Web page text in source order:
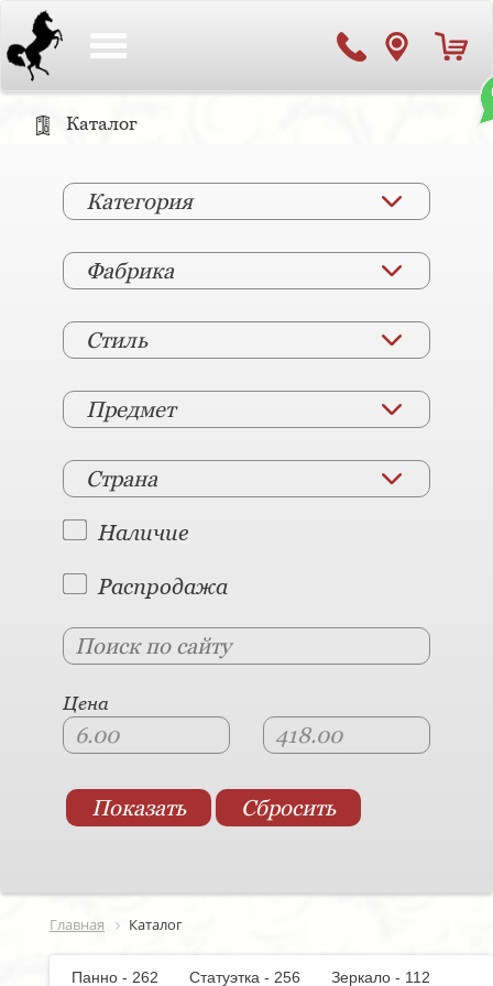
Каталог
Категория
Фабрика
Стиль
Предмет
Страна
Наличие
Распродажа
Цена
Главная Каталог
Панно - 262 Статуэтка - 256
Зеркало - 112